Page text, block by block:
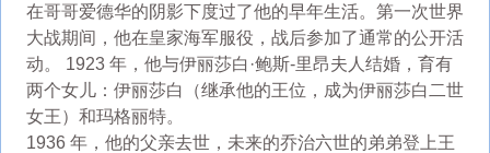
在哥哥爱德华的阴影下度过了他的早年生活。第一次世界
大战期间，他在皇家海军服役，战后参加了通常的公开活
动。 1923 年，他与伊丽莎白·鲍斯-里昂夫人结婚，育有
两个女儿：伊丽莎白（继承他的王位，成为伊丽莎白二世
女王）和玛格丽特。
1936 年，他的父亲去世，未来的乔治六世的弟弟登上王